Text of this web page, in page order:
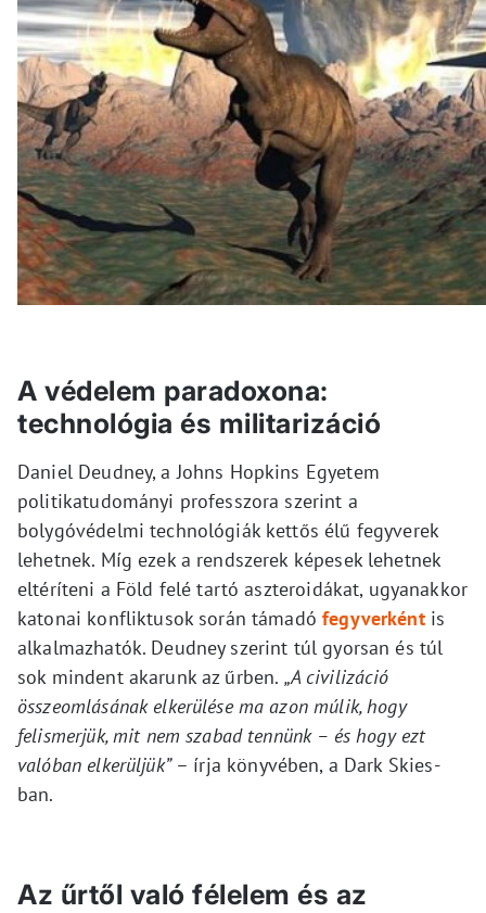
A védelem paradoxona:
technológia és militarizáció
Daniel Deudney, a Johns Hopkins Egyetem
politikatudományi professzora szerint a
bolygóvédelmi technológiák kettős élű fegyverek
lehetnek. Míg ezek a rendszerek képesek lehetnek
eltéríteni a Föld felé tartó aszteroidákat, ugyanakkor
katonai konfliktusok során támadófegyverkéntis
alkalmazhatók. Deudney szerint túl gyorsan és túl
sok mindent akarunk az űrben. „A civilizáció
összeomlásának elkerülése ma azon múlik, hogy
felismerjük, mit nem szabad tennünk – és hogy ezt
valóban elkerüljük”– írja könyvében, a Dark Skies-
ban.
Az űrtől való félelem és az